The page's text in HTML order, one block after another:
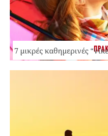
7 μικρές καθημερινές